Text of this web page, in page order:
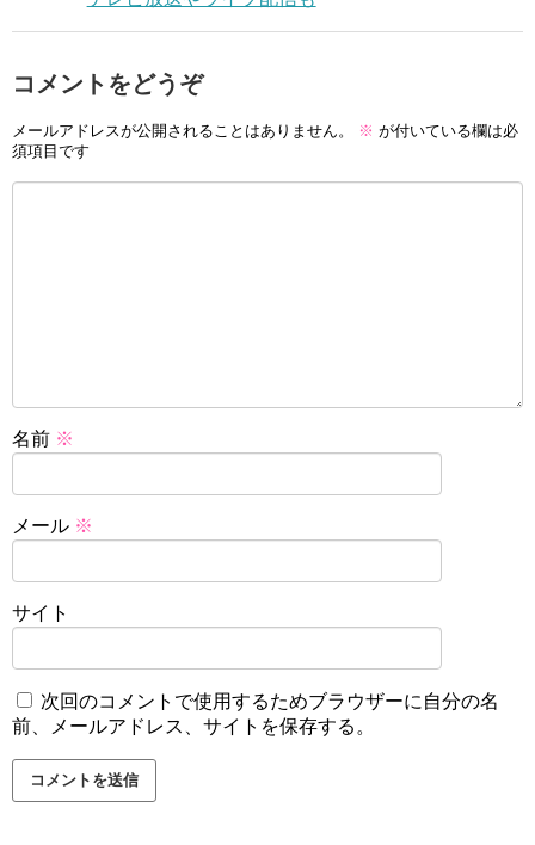
コメントをどうぞ
メールアドレスが公開されることはありません。 ※ が付いている欄は必
須項目です
名前 ※
メール ※
サイト
次回のコメントで使用するためブラウザーに自分の名
前、メールアドレス、サイトを保存する。